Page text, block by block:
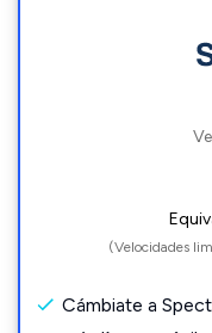
(Velocidades
Cámbiate a